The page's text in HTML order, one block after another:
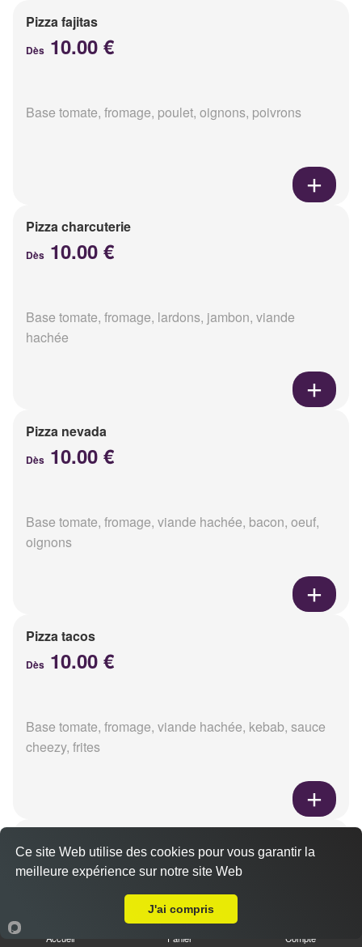
Pizza fajitas
Dès 10.00 €
Base tomate, fromage, poulet, oignons, poivrons
Pizza charcuterie
Dès 10.00 €
Base tomate, fromage, lardons, jambon, viande
hachée
Pizza nevada
Dès 10.00 €
Base tomate, fromage, viande hachée, bacon, oeuf,
oignons
Pizza tacos
Dès 10.00 €
Base tomate, fromage, viande hachée, kebab, sauce
cheezy, frites
Dès10.00 €
Accueil Panier Compte
Ce site Web utilise des cookies pour vous garantir la
meilleure expérience sur notre site Web
J'ai compris